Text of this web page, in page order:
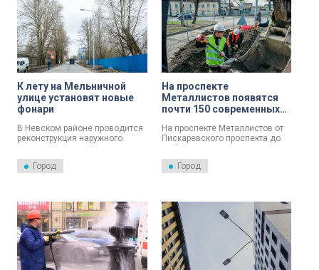
сотни светильников. Также
специалисты подготовили
траншеи – туда уберут
кабельные линии.
К лету на Мельничной
улице установят новые
фонари
В Невском районе проводится
реконструкция наружного
улице. Работы выполнены на
60%. Летом планируется их
Город
На проспекте
Металлистов появятся
почти 150 современных
На проспекте Металлистов от
Пискаревского проспекта до
Лабораторной улицы начали
реконструкцию наружного
освещения. Об этом рассказал
Город